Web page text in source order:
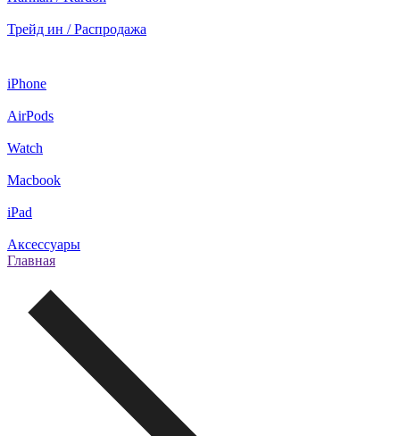
Трейд ин / Распродажа
iPhone
AirPods
Watch
Macbook
iPad
Аксессуары
Главная